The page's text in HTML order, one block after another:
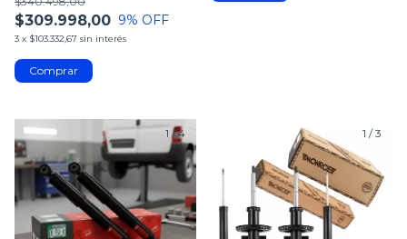
$309.998,00 9% OFF
3 x $103.332,67 sin interés
1 /4 1 /3